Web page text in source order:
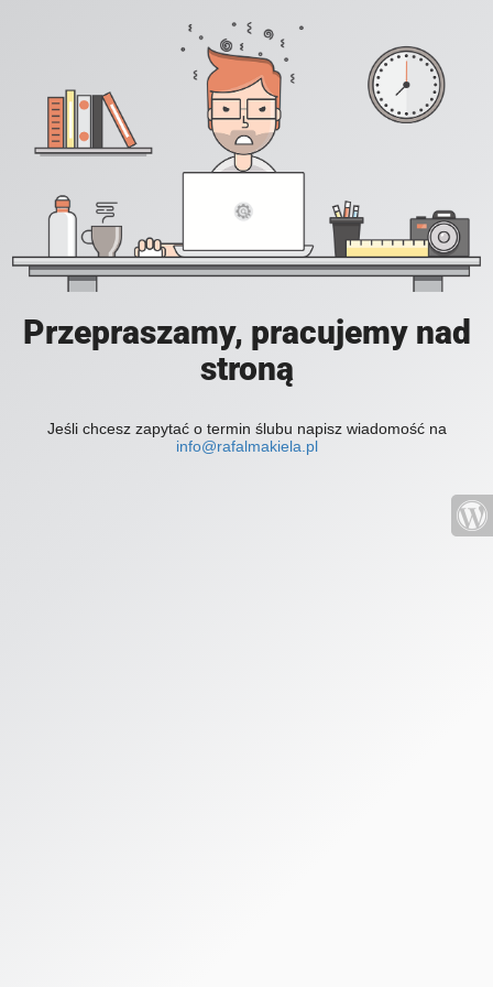
Przepraszamy, pracujemy nad
stroną
Jeśli chcesz zapytać o termin ślubu napisz wiadomość na
info@rafalmakiela.pl